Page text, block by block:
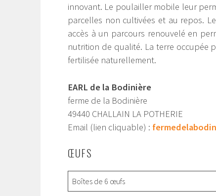
innovant. Le poulailler mobile leur
parcelles non cultivées et au repos.
accès à un parcours renouvelé en
nutrition de qualité. La terre occupée
fertilisée naturellement.
EARL de la Bodinière
ferme de la Bodinière
49440 CHALLAIN LA POTHERIE
Email (lien cliquable) :
ŒUFS
Boîtes de 6 œufs